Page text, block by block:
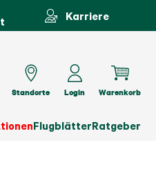
Karriere
FlugblätterRatgeber
Standorte Login Warenkorb